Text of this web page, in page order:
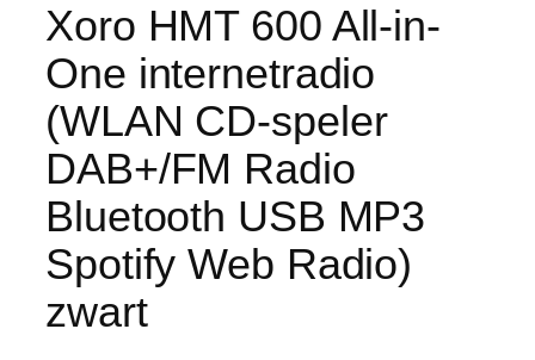
Xoro HMT 600 All-in-
One internetradio
(WLAN CD-speler
DAB+/FM Radio
Bluetooth USB MP3
Spotify Web Radio)
zwart